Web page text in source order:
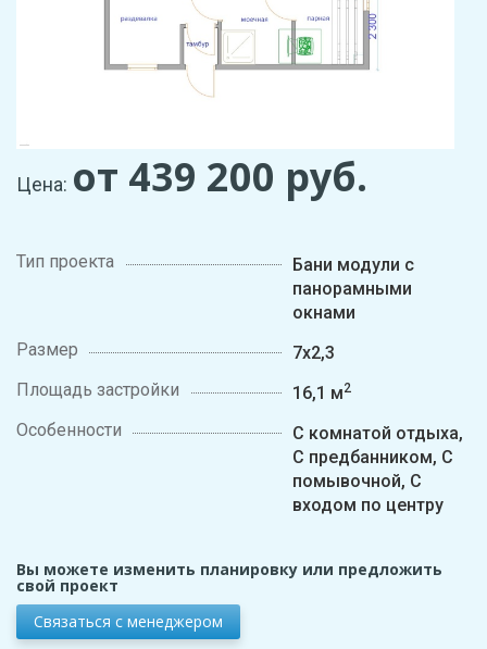
Цена: от 439 200 руб.
Тип проекта
Бани модули с
панорамными
окнами
Размер
7х2,3
Площадь застройки
16,1 м2
Особенности
С комнатой отдыха,
С предбанником, С
помывочной, С
входом по центру
Вы можете изменить планировку или предложить
свой проект
Связаться с менеджером